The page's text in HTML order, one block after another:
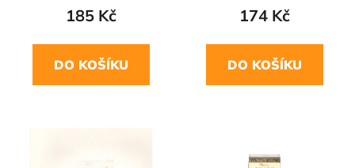
185 Kč
DO KOŠÍKU
174 Kč
DO KOŠÍKU